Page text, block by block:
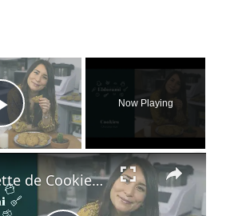
×
Play Video
Now Playing
×
Recette de Cookies au Chocolat Noir | Idée Goûter du Confinement